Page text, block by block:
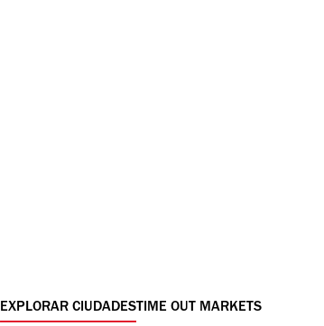
EXPLORAR CIUDADESTIME OUT MARKETS